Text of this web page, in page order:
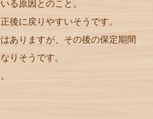
る原因とのこと。
後に戻りやすいそうです。
ありますが、その後の保定期間
りそうです。